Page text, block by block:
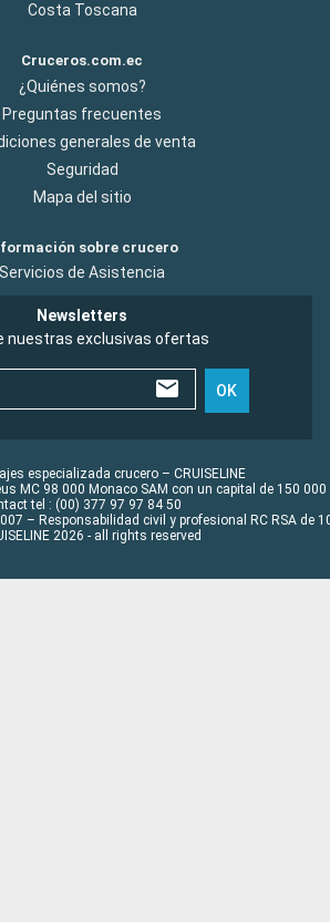
Costa Toscana
Cruceros.com.ec
¿Quiénes somos?
Preguntas frecuentes
generales de venta
Seguridad
Mapa del sitio
sobre crucero
Servicios de Asistencia
Newsletters
nuestras exclusivas ofertas
OK
especializada crucero – CRUISELINE
MC 98 000 Monaco SAM con un capital de 150 000
tel : (00) 377 97 97 84 50
– Responsabilidad civil y profesional RC RSA de
2026 - all rights reserved